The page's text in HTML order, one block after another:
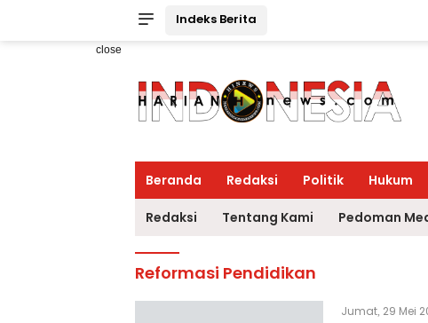
Indeks Berita
close
Beranda Redaksi Politik Hukum
Redaksi Tentang Kami Pedoman
Reformasi Pendidikan
Jumat, 29 Mei